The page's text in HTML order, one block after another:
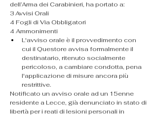
dell’Arma dei Carabinieri, ha portato a:
​3 Avvisi Orali
​4 Fogli di Via Obbligatori
​4 Ammonimenti
​L'avviso orale è il provvedimento con
cui il Questore avvisa formalmente il
destinatario, ritenuto socialmente
pericoloso, a cambiare condotta, pena
l'applicazione di misure ancora più
restrittive.
​Notificato un avviso orale ad un 15enne
residente a Lecce, già denunciato in stato di
libertà per i reati di lesioni personali in